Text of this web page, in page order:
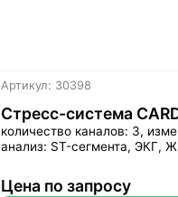
Артикул: 30398
Стресс-система
количество каналов: 3,
анализ: ST-сегмента, ЭКГ,
Цена по запросу